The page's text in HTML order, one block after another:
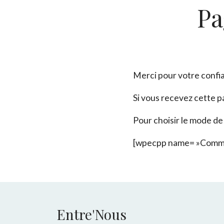
Merci pour votre
Si vous recevez cette
Pour choisir le mode
[wpecpp name=
Entre'Nous